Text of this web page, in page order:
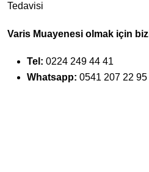
Tedavisi
Varis Muayenesi olmak için
Tel: 0224 249 44 41
Whatsapp: 0541 207 22 95